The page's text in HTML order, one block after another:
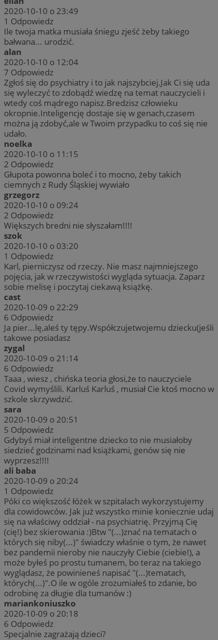
2020-10-10 o 23:49
1 Odpowiedz
Ile twoja matka musiała śniegu zjeść żeby takiego
bałwana... urodzić.
alan
2020-10-10 o 12:04
7 Odpowiedz
Zgłoś się do psychiatry i to jak najszybciej.Jak Ci się uda
się wyleczyć to zdobądź wiedzę na temat nauczycieli i
wtedy coś mądrego napisz.Bredzisz człowieku
okropnie.Inteligencję dostaje się w genach,czasem
można ją zdobyć,ale w Twoim przypadku to coś się nie
udało.
noelka
2020-10-10 o 11:15
2 Odpowiedz
Głupota powonna boleć i to mocno, żeby takich
ciemnych z Rudy Śląskiej wywiało
grzegorz
2020-10-10 o 09:24
2 Odpowiedz
Większych bredni nie słyszałam!!!!
szok
2020-10-10 o 03:20
1 Odpowiedz
Karl, pierniczysz od rzeczy. Nie masz najmniejszego
pojęcia, jak w rzeczywistości wygląda sytuacja. Zaparz
sobie melisę i poczytaj ciekawą książkę.
cast
2020-10-09 o 22:29
6 Odpowiedz
Ja pier...lę,aleś ty tępy.Współczujetwojemu dziecku(jeśli
takowe posiadasz
zygal
2020-10-09 o 21:14
6 Odpowiedz
Taaa , wiesz , chińska teoria głosi,że to nauczyciele
Covid wymyślili. Karluś Karluś , musiał Cie ktoś mocno w
szkole skrzywdzić.
sara
2020-10-09 o 20:51
5 Odpowiedz
Gdybyś miał inteligentne dziecko to nie musiałoby
siedzieć godzinami nad książkami, genów się nie
wyprzesz!!!!
ali baba
2020-10-09 o 20:24
1 Odpowiedz
Póki co większość łóżek w szpitalach wykorzystujemy
dla cowidowców. Jak już wszystko minie koniecznie udaj
się na właściwy oddział - na psychiatrię. Przyjmą Cię
(cię!) bez skierowania :)Btw "(...)znać na tematach o
których się niby(...)" świadczy właśnie o tym, że nawet
bez pandemii nieroby nie nauczyły Ciebie (ciebie!), a
może byłeś po prostu tumanem, bo teraz na takiego
wyglądasz, że powinieneś napisać "(...)tematach,
których(...)".O ile w ogóle zrozumiałeś to zdanie, bo
odrobinę za długie dla tumanów :)
mariankoniuszko
2020-10-09 o 20:18
6 Odpowiedz
Specjalnie zagrażają dzieci?